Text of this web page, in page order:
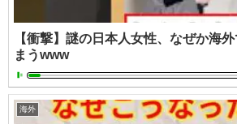
【衝撃】謎の日本人女性、なぜか海
まうwww
海外